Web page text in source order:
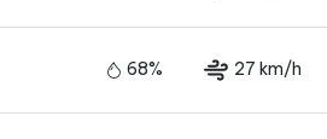
68% 27 km/h